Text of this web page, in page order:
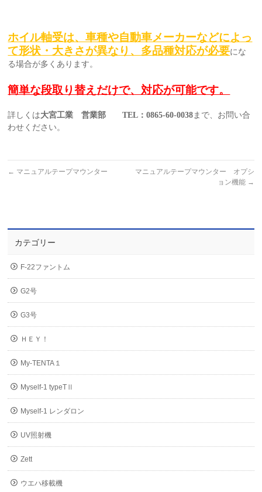
ホイル軸受は、車種や自動車メーカーなどによっ
て形状・大きさが異なり、多品種対応が必要にな
る場合が多くあります。
簡単な段取り替えだけで、対応が可能です。
詳しくは大宮工業 営業部TEL ：0865-60-0038まで、お問い合
わせください。
← マニュアルテープマウンター
マニュアルテープマウンター オプシ
ョン機能 →
カテゴリー
F-22ファントム
G2号
G3号
ＨＥＹ！
My-TENTA１
Myself-1 typeTⅡ
Myself-1 レンダロン
UV照射機
Zett
ウエハ移載機